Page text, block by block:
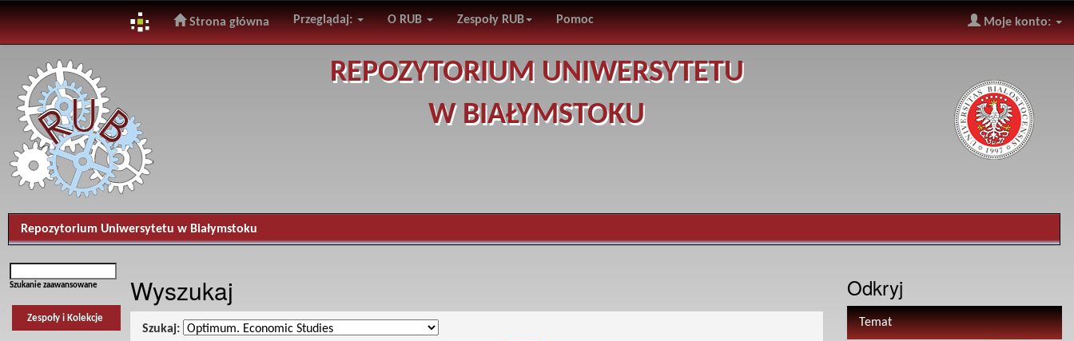
navigation
Strona główna Przeglądaj: O RUB Zespoły RUB Pomoc Moje konto:
REPOZYTORIUM UNIWERSYTETU
W BIAŁYMSTOKU
Repozytorium Uniwersytetu w Białymstoku
Szukanie zaawansowane
Zespoły i Kolekcje
Wyszukaj
Szukaj:
Odkryj
Temat